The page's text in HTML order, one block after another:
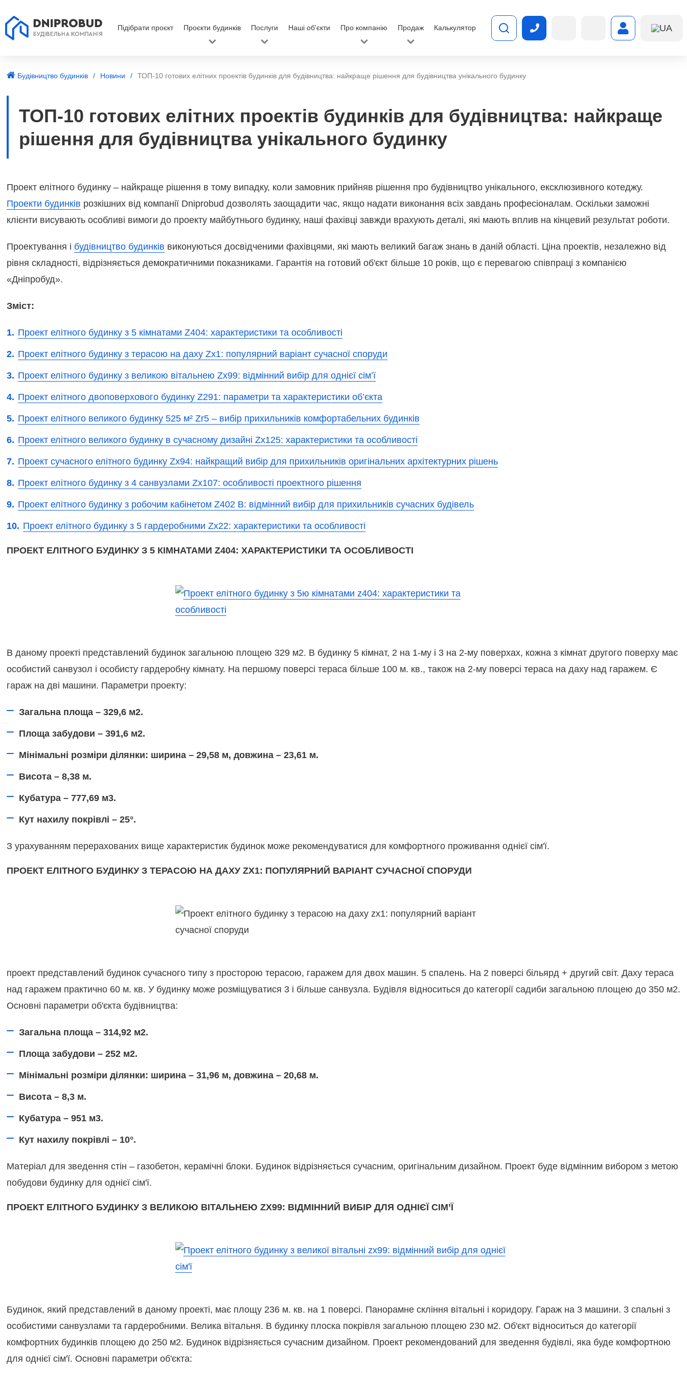
Підібрати проєкт Проєкти будинків Послуги Наші об'єкти Про компанію Продаж Калькулятор UA
Будівництво будинків Новини ТОП-10 готових елітних проектів будинків для будівництва: найкраще рішення для будівництва унікального будинку
ТОП-10 готових елітних проектів будинків для будівництва: найкраще
рішення для будівництва унікального будинку
Проект елітного будинку – найкраще рішення в тому випадку, коли замовник прийняв рішення про будівництво унікального, ексклюзивного котеджу.
Проекти будинків розкішних від компанії Dniprobud дозволять заощадити час, якщо надати виконання всіх завдань професіоналам. Оскільки заможні
клієнти висувають особливі вимоги до проекту майбутнього будинку, наші фахівці завжди врахують деталі, які мають вплив на кінцевий результат роботи.
Проектування і будівництво будинків виконуються досвідченими фахівцями, які мають великий багаж знань в даній області. Ціна проектів, незалежно від
рівня складності, відрізняється демократичними показниками. Гарантія на готовий об'єкт більше 10 років, що є перевагою співпраці з компанією
«Дніпробуд».
Зміст:
Проект елітного будинку з 5 кімнатами Z404: характеристики та особливості
Проект елітного будинку з терасою на даху Zx1: популярний варіант сучасної споруди
Проект елітного будинку з великою вітальнею Zx99: відмінний вибір для однієї сім’ї
Проект елітного двоповерхового будинку Z291: параметри та характеристики об’єкта
Проект елітного великого будинку 525 м² Zr5 – вибір прихильників комфортабельних будинків
Проект елітного великого будинку в сучасному дизайні Zx125: характеристики та особливості
Проект сучасного елітного будинку Zx94: найкращий вибір для прихильників оригінальних архітектурних рішень
Проект елітного будинку з 4 санвузлами Zx107: особливості проектного рішення
Проект елітного будинку з робочим кабінетом Z402 B: відмінний вибір для прихильників сучасних будівель
Проект елітного будинку з 5 гардеробними Zx22: характеристики та особливості
ПРОЕКТ ЕЛІТНОГО БУДИНКУ З 5 КІМНАТАМИ Z404: ХАРАКТЕРИСТИКИ ТА ОСОБЛИВОСТІ
В даному проекті представлений будинок загальною площею 329 м2. В будинку 5 кімнат, 2 на 1-му і 3 на 2-му поверхах, кожна з кімнат другого поверху має
особистий санвузол і особисту гардеробну кімнату. На першому поверсі тераса більше 100 м. кв., також на 2-му поверсі тераса на даху над гаражем. Є
гараж на дві машини. Параметри проекту:
Загальна площа – 329,6 м2.
Площа забудови – 391,6 м2.
Мінімальні розміри ділянки: ширина – 29,58 м, довжина – 23,61 м.
Висота – 8,38 м.
Кубатура – 777,69 м3.
Кут нахилу покрівлі – 25°.
З урахуванням перерахованих вище характеристик будинок може рекомендуватися для комфортного проживання однієї сім'ї.
ПРОЕКТ ЕЛІТНОГО БУДИНКУ З ТЕРАСОЮ НА ДАХУ ZX1: ПОПУЛЯРНИЙ ВАРІАНТ СУЧАСНОЇ СПОРУДИ
проект представлений будинок сучасного типу з просторою терасою, гаражем для двох машин. 5 спалень. На 2 поверсі більярд + другий світ. Даху тераса
над гаражем практично 60 м. кв. У будинку може розміщуватися 3 і більше санвузла. Будівля відноситься до категорії садиби загальною площею до 350 м2.
Основні параметри об'єкта будівництва:
Загальна площа – 314,92 м2.
Площа забудови – 252 м2.
Мінімальні розміри ділянки: ширина – 31,96 м, довжина – 20,68 м.
Висота – 8,3 м.
Кубатура – 951 м3.
Кут нахилу покрівлі – 10°.
Матеріал для зведення стін – газобетон, керамічні блоки. Будинок відрізняється сучасним, оригінальним дизайном. Проект буде відмінним вибором з метою
побудови будинку для однієї сім'ї.
ПРОЕКТ ЕЛІТНОГО БУДИНКУ З ВЕЛИКОЮ ВІТАЛЬНЕЮ ZX99: ВІДМІННИЙ ВИБІР ДЛЯ ОДНІЄЇ СІМ’Ї
Будинок, який представлений в даному проекті, має площу 236 м. кв. на 1 поверсі. Панорамне скління вітальні і коридору. Гараж на 3 машини. 3 спальні з
особистими санвузлами та гардеробними. Велика вітальня. В будинку плоска покрівля загальною площею 230 м2. Об'єкт відноситься до категорії
комфортних будинків площею до 250 м2. Будинок відрізняється сучасним дизайном. Проект рекомендований для зведення будівлі, яка буде комфортною
для однієї сім'ї. Основні параметри об'єкта: